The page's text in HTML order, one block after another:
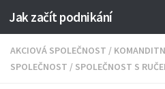
Jak začít podnikání
AKCIOVÁ SPOLEČNOST /
SPOLEČNOST / SPOLEČNOST S